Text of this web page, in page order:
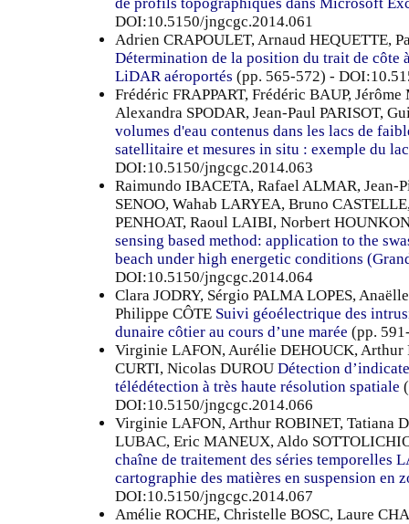
de profils topographiques dans Microsoft
DOI:10.5150/jngcgc.2014.061
Adrien CRAPOULET, Arnaud HEQUETTE,
Détermination de la position du trait de côte
LiDAR aéroportés (pp. 565-572) -
Frédéric FRAPPART, Frédéric BAUP,
Alexandra SPODAR, Jean-Paul PARISOT,
volumes d'eau contenus dans les lacs de
satellitaire et mesures in situ : exemple du
DOI:10.5150/jngcgc.2014.063
Raimundo IBACETA, Rafael ALMAR, Jean-
SENOO, Wahab LARYEA, Bruno
PENHOAT, Raoul LAIBI, Norbert
sensing based method: application to the
beach under high energetic conditions
DOI:10.5150/jngcgc.2014.064
Clara JODRY, Sérgio PALMA LOPES,
Philippe CÔTE Suivi géoélectrique des
dunaire côtier au cours d’une marée (pp.
Virginie LAFON, Aurélie DEHOUCK,
CURTI, Nicolas DUROU Détection
télédétection à très haute résolution spatiale
DOI:10.5150/jngcgc.2014.066
Virginie LAFON, Arthur ROBINET, Tatiana
LUBAC, Eric MANEUX, Aldo
chaîne de traitement des séries temporelles
cartographie des matières en suspension en
DOI:10.5150/jngcgc.2014.067
Amélie ROCHE, Christelle BOSC, Laure